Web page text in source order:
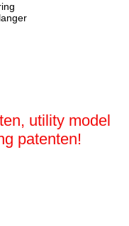
utility model
patenten!